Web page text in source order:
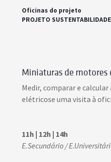
Oficinas do projeto
PROJETO
Miniaturas de motores
Medir, comparar e
elétricose uma visita à
11h | 12h | 14h
E.Secundário /